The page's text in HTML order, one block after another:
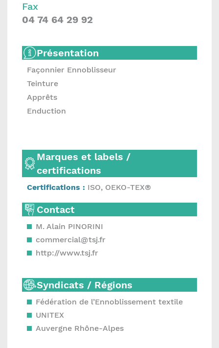
Fax
04 74 64 29 92
Présentation
Façonnier Ennoblisseur
Teinture
Apprêts
Enduction
Marques et labels /
certifications
Certifications : ISO, OEKO-TEX®
Contact
M. Alain PINORINI
commercial@tsj.fr
http://www.tsj.fr
Syndicats / Régions
Fédération de l’Ennoblissement textile
UNITEX
Auvergne Rhône-Alpes